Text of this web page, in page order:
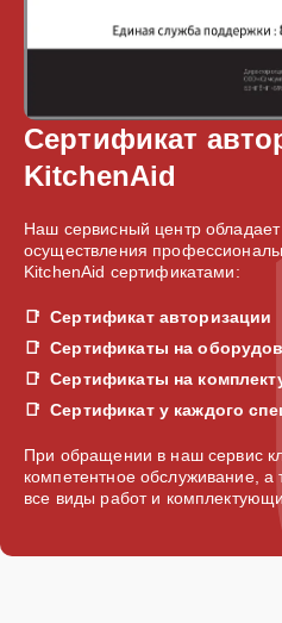
Сертификат
KitchenAid
Наш сервисный центр
осуществления
KitchenAid сертификатами:
Сертификат авторизации
Сертификаты на
Сертификаты на
Сертификат у каждого
При обращении в наш сервис
компетентное обслуживание, а
все виды работ и